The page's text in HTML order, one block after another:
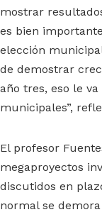
mostrar
es bien
elección
de demostrar
año tres, eso le
municipales”,
El profesor
megaproyectos
discutidos en
normal se